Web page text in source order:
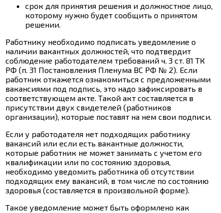
срок для принятия решения и должностное лицо,
которому нужно будет сообщить о принятом
решении.
Работнику необходимо подписать уведомление о
наличии вакантных должностей, что подтвердит
соблюдение работодателем требований ч. 3 ст. 81 ТК
РФ (п. 31 Постановления Пленума ВС РФ № 2). Если
работник откажется ознакомиться с предложенными
вакансиями под подпись, это надо зафиксировать в
соответствующем акте. Такой акт составляется в
присутствии двух свидетелей (работников
организации), которые поставят на нем свои подписи.
Если у работодателя нет подходящих работнику
вакансий или если есть вакантные должности,
которые работник не может занимать с учетом его
квалификации или по состоянию здоровья,
необходимо уведомить работника об отсутствии
подходящих ему вакансий, в том числе по состоянию
здоровья (составляется в произвольной форме).
Такое уведомление может быть оформлено как